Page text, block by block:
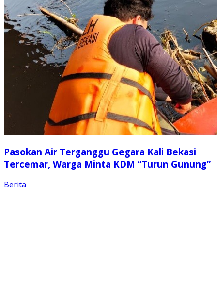
Pasokan Air Terganggu Gegara Kali Bekasi
Tercemar, Warga Minta KDM “Turun Gunung”
Berita